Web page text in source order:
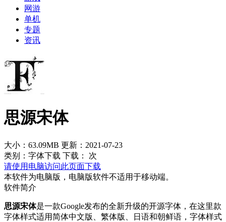
网游
单机
专题
资讯
思源宋体
大小：63.09MB 更新：2021-07-23
类别：字体下载 下载：
次
请使用电脑访问此页面下载
本软件为电脑版，电脑版软件不适用于移动端。
软件简介
思源宋体是一款Google发布的全新升级的开源字体，在这里款
字体样式适用简体中文版、繁体版、日语和朝鲜语，字体样式